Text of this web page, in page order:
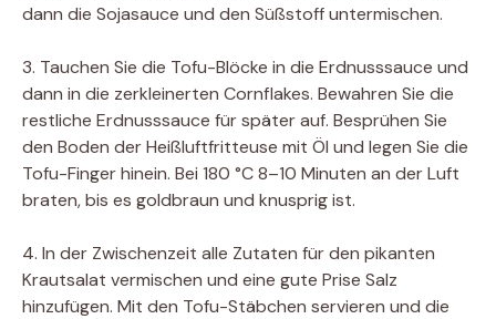
dann die Sojasauce und den Süßstoff untermischen.
3. Tauchen Sie die Tofu-Blöcke in die Erdnusssauce und
dann in die zerkleinerten Cornflakes. Bewahren Sie die
restliche Erdnusssauce für später auf. Besprühen Sie
den Boden der Heißluftfritteuse mit Öl und legen Sie die
Tofu-Finger hinein. Bei 180 °C 8–10 Minuten an der Luft
braten, bis es goldbraun und knusprig ist.
4. In der Zwischenzeit alle Zutaten für den pikanten
Krautsalat vermischen und eine gute Prise Salz
hinzufügen. Mit den Tofu-Stäbchen servieren und die